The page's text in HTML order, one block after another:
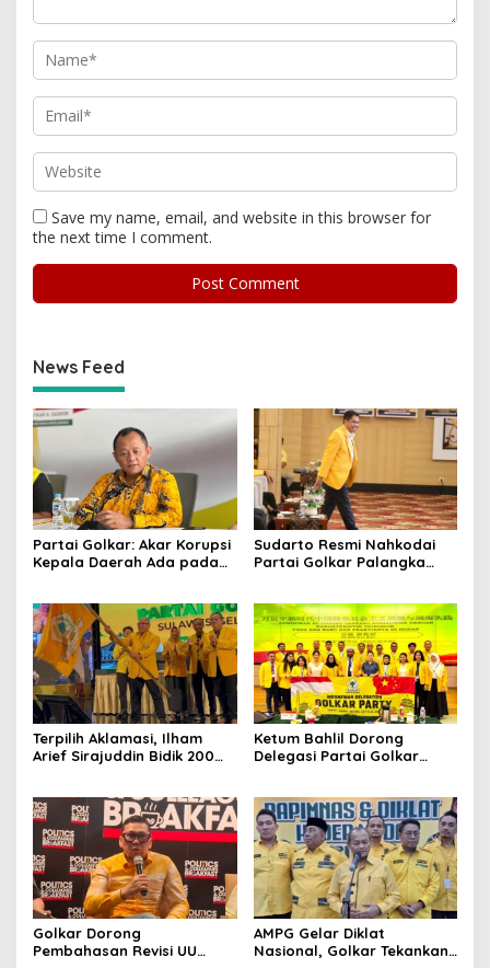
Save my name, email, and website in this browser for
the next time I comment.
News Feed
Partai Golkar: Akar Korupsi
Kepala Daerah Ada pada
Sudarto Resmi Nahkodai
Partai Golkar Palangka
Dipercaya Rakyat
Terpilih Aklamasi, Ilham
Arief Sirajuddin Bidik 200
Ketum Bahlil Dorong
Delegasi Partai Golkar
Hingga Industrialisasi dari
China
Golkar Dorong
Pembahasan Revisi UU
AMPG Gelar Diklat
Nasional, Golkar Tekankan